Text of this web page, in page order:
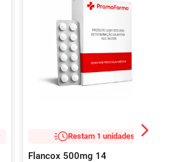
Restam 1 unidades!
Flancox 500mg 14